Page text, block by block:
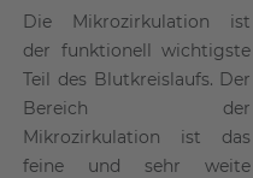
Die Mikrozirkulation ist
der funktionell wichtigste
Teil des Blutkreislaufs. Der
Bereich der
Mikrozirkulation ist das
feine und sehr weite